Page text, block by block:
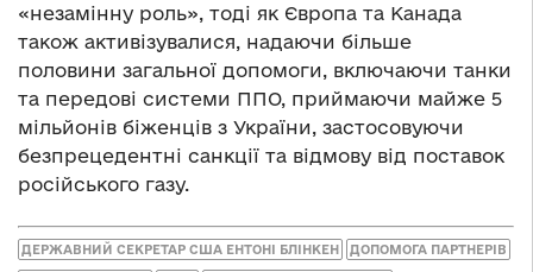
«незамінну роль», тоді як Європа та Канада
також активізувалися, надаючи більше
половини загальної допомоги, включаючи танки
та передові системи ППО, приймаючи майже 5
мільйонів біженців з України, застосовуючи
безпрецедентні санкції та відмову від поставок
російського газу.
ДЕРЖАВНИЙ СЕКРЕТАР США ЕНТОНІ БЛІНКЕН ДОПОМОГА ПАРТНЕРІВ